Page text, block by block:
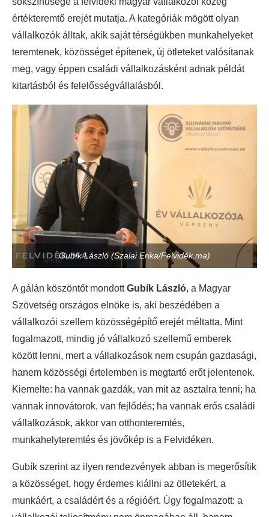
értékteremtő erejét mutatja. A kategóriák mögött olyan
vállalkozók álltak, akik saját térségükben munkahelyeket
teremtenek, közösséget építenek, új ötleteket valósítanak
meg, vagy éppen családi vállalkozásként adnak példát
kitartásból és felelősségvállalásból.
Gubík László (Szalai Erika/Felvidék.ma)
A gálán köszöntőt mondottGubík László, a Magyar
Szövetség országos elnöke is, aki beszédében a
vállalkozói szellem közösségépítő erejét méltatta. Mint
fogalmazott, mindig jó vállalkozó szellemű emberek
között lenni, mert a vállalkozások nem csupán gazdasági,
hanem közösségi értelemben is megtartó erőt jelentenek.
Kiemelte: ha vannak gazdák, van mit az asztalra tenni; ha
vannak innovátorok, van fejlődés; ha vannak erős családi
vállalkozások, akkor van otthonteremtés,
munkahelyteremtés és jövőkép is a Felvidéken.
Gubík szerint az ilyen rendezvények abban is megerősítik
a közösséget, hogy érdemes kiállni az ötletekért, a
munkáért, a családért és a régióért. Úgy fogalmazott: a